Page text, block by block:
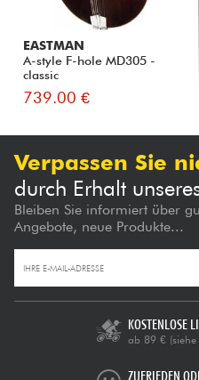
EASTMAN
A-style F-hole MD305 -
classic
739.00 €
Verpassen Sie
durch Erhalt
Bleiben Sie informiert über
Angebote, neue Produkte...
KOSTENLOSE
ab 89 €
ZUFRIEDEN